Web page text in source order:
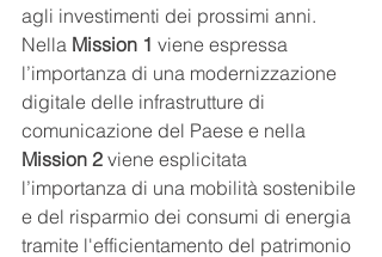
agli investimenti dei prossimi anni.
Nella Mission 1 viene espressa
l’importanza di una modernizzazione
digitale delle infrastrutture di
comunicazione del Paese e nella
Mission 2 viene esplicitata
l’importanza di una mobilità sostenibile
e del risparmio dei consumi di energia
tramite l'efficientamento del patrimonio